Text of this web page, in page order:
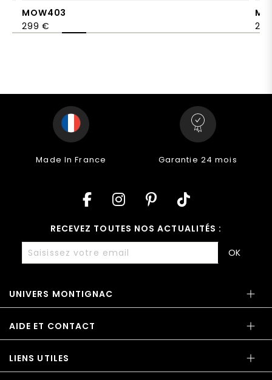
MOW403
299 €
Made In France Garantie 24 mois
UNIVERS MONTIGNAC
AIDE ET CONTACT
LIENS UTILES
RECEVEZ TOUTES NOS ACTUALITÉS :
OK